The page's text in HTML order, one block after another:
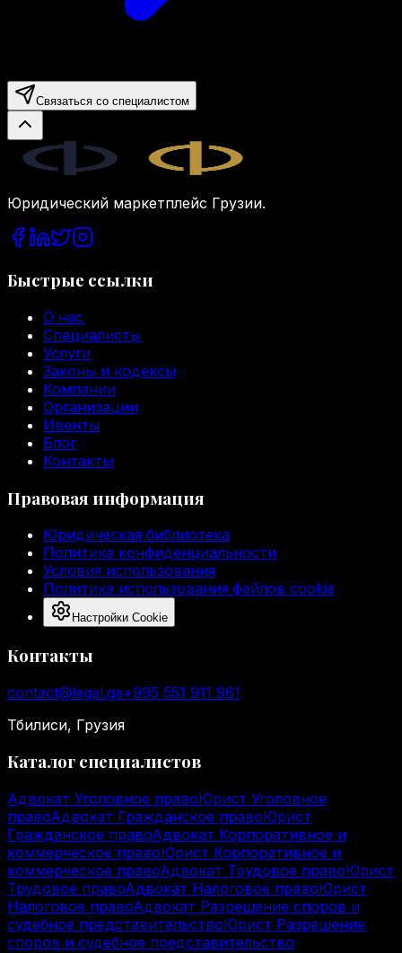
Связаться со специалистом
Юридический маркетплейс Грузии.
Быстрые ссылки
О нас
Специалисты
Услуги
Законы и кодексы
Компании
Организации
Ивенты
Блог
Контакты
Правовая информация
Юридическая библиотека
Политика конфиденциальности
Условия использования
Политика использования файлов cookie
Настройки Cookie
Контакты
contact@legal.ge+995 551 911 961
Тбилиси, Грузия
Каталог специалистов
Адвокат Уголовное правоЮрист Уголовное
правоАдвокат Гражданское правоЮрист
Гражданское правоАдвокат Корпоративное и
коммерческое правоЮрист Корпоративное и
коммерческое правоАдвокат Трудовое правоЮрист
Трудовое правоАдвокат Налоговое правоЮрист
Налоговое правоАдвокат Разрешение споров и
судебное представительствоЮрист Разрешение
споров и судебное представительство